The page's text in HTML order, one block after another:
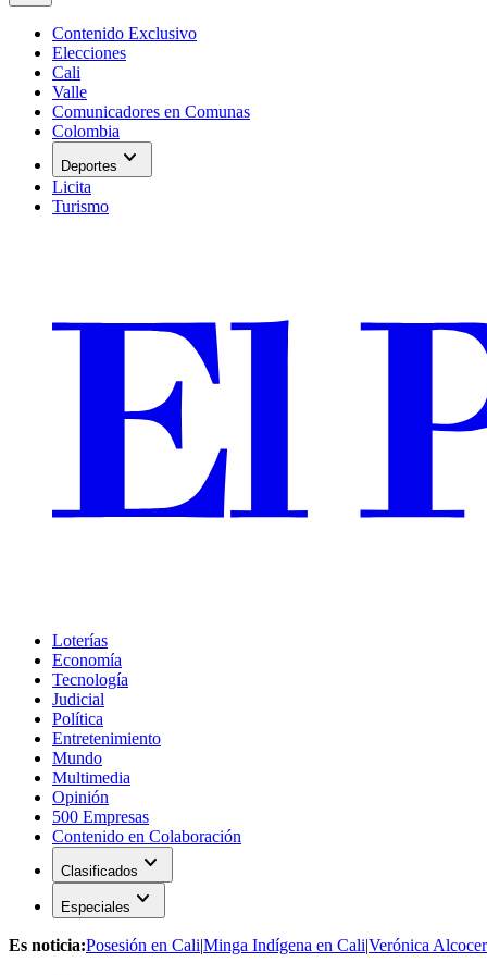
Contenido Exclusivo
Elecciones
Cali
Valle
Comunicadores en Comunas
Colombia
Deportes expand_more
Licita
Turismo
Loterías
Economía
Tecnología
Judicial
Política
Entretenimiento
Mundo
Multimedia
Opinión
500 Empresas
Contenido en Colaboración
Clasificados expand_more
Especiales expand_more
Es noticia:Posesión en Cali|Minga Indígena en Cali|Verónica Alcocer